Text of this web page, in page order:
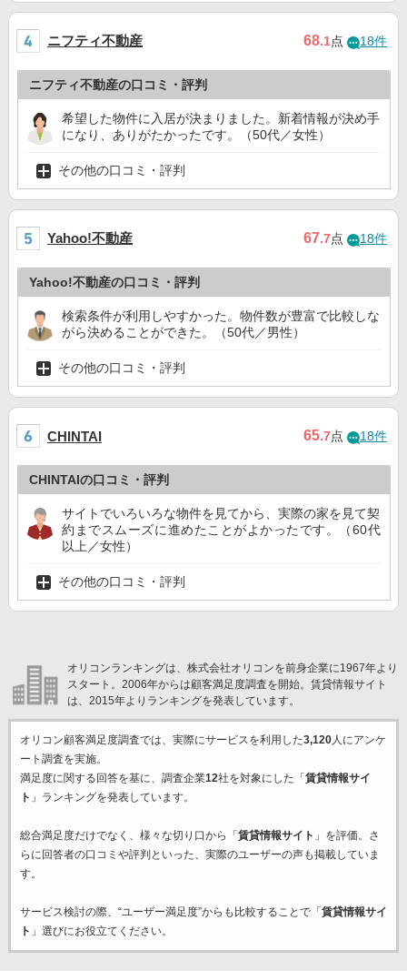
ニフティ不動産 68.1点 18件
ニフティ不動産の口コミ・評判
希望した物件に入居が決まりました。新着情報が決め手
になり、ありがたかったです。（50代／女性）
その他の口コミ・評判
Yahoo!不動産 67.7点 18件
Yahoo!不動産の口コミ・評判
検索条件が利用しやすかった。物件数が豊富で比較しな
がら決めることができた。（50代／男性）
その他の口コミ・評判
CHINTAI 65.7点 18件
CHINTAIの口コミ・評判
サイトでいろいろな物件を見てから、実際の家を見て契
約までスムーズに進めたことがよかったです。（60代
以上／女性）
その他の口コミ・評判
オリコンランキングは、株式会社オリコンを前身企業に1967年より
スタート。2006年からは顧客満足度調査を開始。賃貸情報サイト
は、2015年よりランキングを発表しています。
オリコン顧客満足度調査では、実際にサービスを利用した3,120人にアンケ
ート調査を実施。
満足度に関する回答を基に、調査企業12社を対象にした「 賃貸情報サイ
ト 」ランキングを発表しています。
総合満足度だけでなく、様々な切り口から「 賃貸情報サイト 」を評価。さ
らに回答者の口コミや評判といった、実際のユーザーの声も掲載していま
す。
サービス検討の際、“ユーザー満足度”からも比較することで「 賃貸情報サイ
ト 」選びにお役立てください。